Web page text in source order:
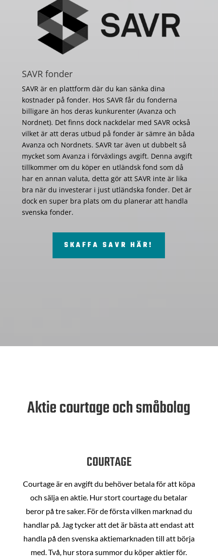
SAVR fonder
SAVR är en plattform där du kan sänka dina
kostnader på fonder. Hos SAVR får du fonderna
billigare än hos deras kunkurenter (Avanza och
Nordnet). Det finns dock nackdelar med SAVR också
vilket är att deras utbud på fonder är sämre än båda
Avanza och Nordnets. SAVR tar även ut dubbelt så
mycket som Avanza i förväxlings avgift. Denna avgift
tillkommer om du köper en utländsk fond som då
har en annan valuta, detta gör att SAVR inte är lika
bra när du investerar i just utländska fonder. Det är
dock en super bra plats om du planerar att handla
svenska fonder.
SKAFFA SAVR HÄR!
Aktie courtage och småbolag
COURTAGE
Courtage är en avgift du behöver betala för att köpa
och sälja en aktie. Hur stort courtage du betalar
beror på tre saker. För de första vilken marknad du
handlar på. Jag tycker att det är bästa att endast att
handla på den svenska aktiemarknaden till att börja
med. Två, hur stora summor du köper aktier för.